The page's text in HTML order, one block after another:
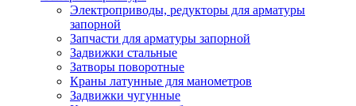
Электроприводы, редукторы для арматуры
запорной
Запчасти для арматуры запорной
Задвижки стальные
Затворы поворотные
Краны латунные для манометров
Задвижки чугунные